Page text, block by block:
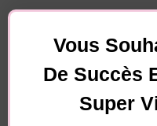
Votre adresse e-mail
champs obligatoires
Commentaire
Vous
De Succès
Super